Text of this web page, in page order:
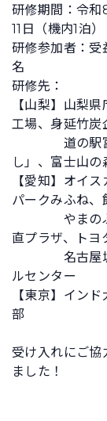
研修期間：令
11日（機内1泊）
研修参加者：受
名
研修先：
【山梨】山梨
工場、身延竹炭
道の駅富士
し」、富士山
【愛知】オイ
パークみふね、
やまのぶ四
直プラザ、トヨ
名古屋城、
ルセンター
【東京】イン
部
受け入れにご協
ました！